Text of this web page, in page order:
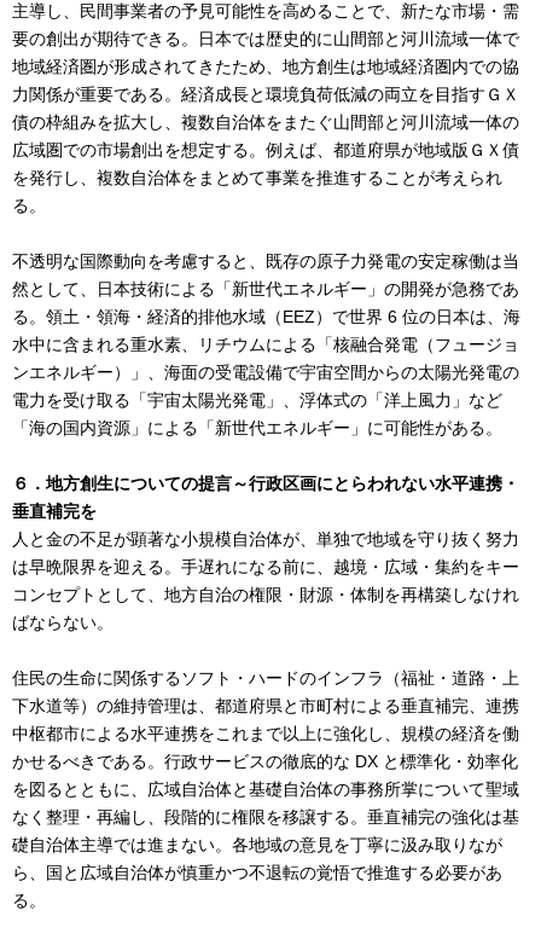
主導し、民間事業者の予見可能性を高めることで、新たな市場・需
要の創出が期待できる。日本では歴史的に山間部と河川流域一体で
地域経済圏が形成されてきたため、地方創生は地域経済圏内での協
力関係が重要である。経済成長と環境負荷低減の両立を目指すＧＸ
債の枠組みを拡大し、複数自治体をまたぐ山間部と河川流域一体の
広域圏での市場創出を想定する。例えば、都道府県が地域版ＧＸ債
を発行し、複数自治体をまとめて事業を推進することが考えられ
る。
不透明な国際動向を考慮すると、既存の原子力発電の安定稼働は当
然として、日本技術による「新世代エネルギー」の開発が急務であ
る。領土・領海・経済的排他水域（EEZ）で世界 6 位の日本は、海
水中に含まれる重水素、リチウムによる「核融合発電（フュージョ
ンエネルギー）」、海面の受電設備で宇宙空間からの太陽光発電の
電力を受け取る「宇宙太陽光発電」、浮体式の「洋上風力」など
「海の国内資源」による「新世代エネルギー」に可能性がある。
６．地方創生についての提言～行政区画にとらわれない水平連携・
垂直補完を
人と金の不足が顕著な小規模自治体が、単独で地域を守り抜く努力
は早晩限界を迎える。手遅れになる前に、越境・広域・集約をキー
コンセプトとして、地方自治の権限・財源・体制を再構築しなけれ
ばならない。
住民の生命に関係するソフト・ハードのインフラ（福祉・道路・上
下水道等）の維持管理は、都道府県と市町村による垂直補完、連携
中枢都市による水平連携をこれまで以上に強化し、規模の経済を働
かせるべきである。行政サービスの徹底的な DX と標準化・効率化
を図るとともに、広域自治体と基礎自治体の事務所掌について聖域
なく整理・再編し、段階的に権限を移譲する。垂直補完の強化は基
礎自治体主導では進まない。各地域の意見を丁寧に汲み取りなが
ら、国と広域自治体が慎重かつ不退転の覚悟で推進する必要があ
る。